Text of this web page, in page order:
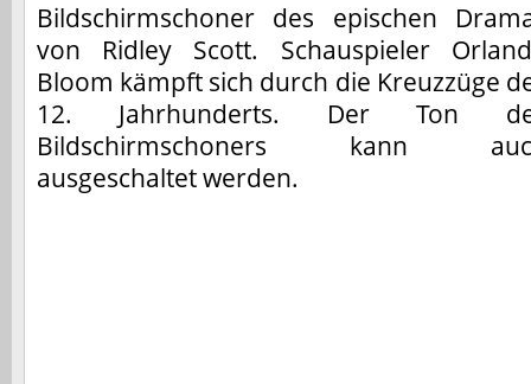
Bildschirmschoner des epischen
von Ridley Scott. Schauspieler
Bloom kämpft sich durch die Kreuzzüge
12. Jahrhunderts. Der Ton
Bildschirmschoners kann
ausgeschaltet werden.